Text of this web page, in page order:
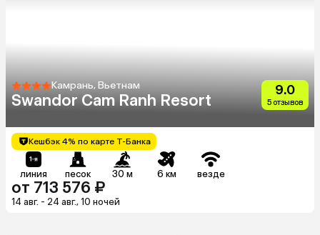
Камрань, Вьетнам
Swandor Cam Ranh Resort
9.0
5 отзывов
Кешбэк 4% по карте Т-Банка
линия песок 30 м 6 км везде
от 713 576 ₽
14 авг. - 24 авг., 10 ночей